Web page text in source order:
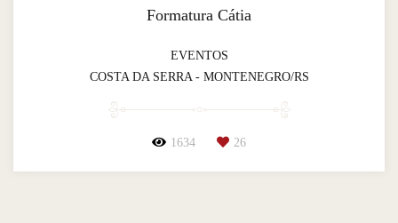
Formatura Cátia
EVENTOS
COSTA DA SERRA - MONTENEGRO/RS
1634 26